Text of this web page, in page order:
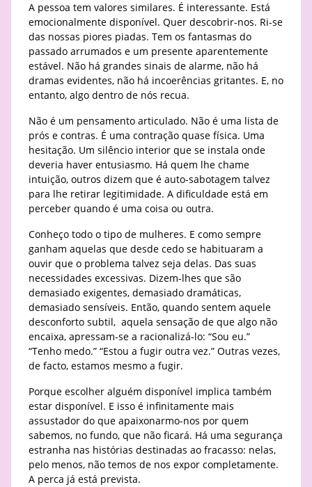
A pessoa tem valores similares. É interessante. Está
emocionalmente disponível. Quer descobrir-nos. Ri-se
das nossas piores piadas. Tem os fantasmas do
passado arrumados e um presente aparentemente
estável. Não há grandes sinais de alarme, não há
dramas evidentes, não há incoerências gritantes. E, no
entanto, algo dentro de nós recua.
Não é um pensamento articulado. Não é uma lista de
prós e contras. É uma contração quase física. Uma
hesitação. Um silêncio interior que se instala onde
deveria haver entusiasmo. Há quem lhe chame
intuição, outros dizem que é auto-sabotagem talvez
para lhe retirar legitimidade. A dificuldade está em
perceber quando é uma coisa ou outra.
Conheço todo o tipo de mulheres. E como sempre
ganham aquelas que desde cedo se habituaram a
ouvir que o problema talvez seja delas. Das suas
necessidades excessivas. Dizem-lhes que são
demasiado exigentes, demasiado dramáticas,
demasiado sensíveis. Então, quando sentem aquele
desconforto subtil, aquela sensação de que algo não
encaixa, apressam-se a racionalizá-lo: “Sou eu.”
“Tenho medo.” “Estou a fugir outra vez.” Outras vezes,
de facto, estamos mesmo a fugir.
Porque escolher alguém disponível implica também
estar disponível. E isso é infinitamente mais
assustador do que apaixonarmo-nos por quem
sabemos, no fundo, que não ficará. Há uma segurança
estranha nas histórias destinadas ao fracasso: nelas,
pelo menos, não temos de nos expor completamente.
A perca já está prevista.